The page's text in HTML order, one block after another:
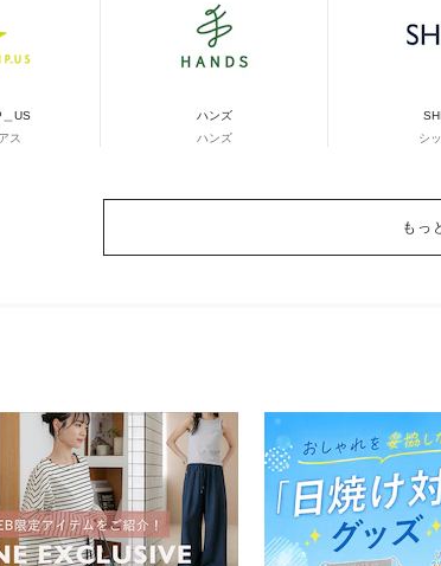
US
ス
ハンズ
ハンズ
シ
もっ